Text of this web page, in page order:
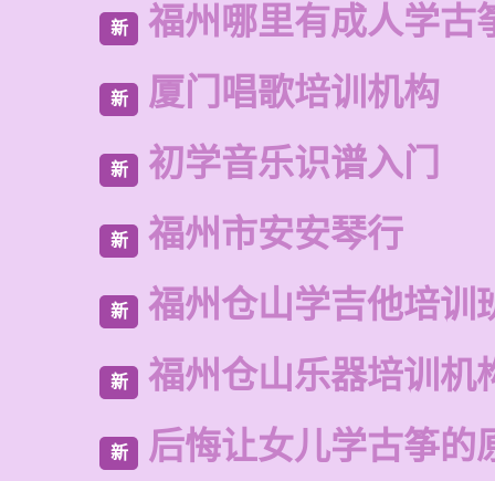
新 福州哪里有成人学古
新 厦门唱歌培训机构
新 初学音乐识谱入门
新 福州市安安琴行
新 福州仓山学吉他培训
新 福州仓山乐器培训机
新 后悔让女儿学古筝的